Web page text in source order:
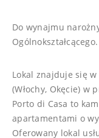
Do wynajmu
Ogólnokształcącego.
Lokal znajduje się
(Włochy, Okęcie) w
Porto di Casa to
apartamentami o
Oferowany lokal